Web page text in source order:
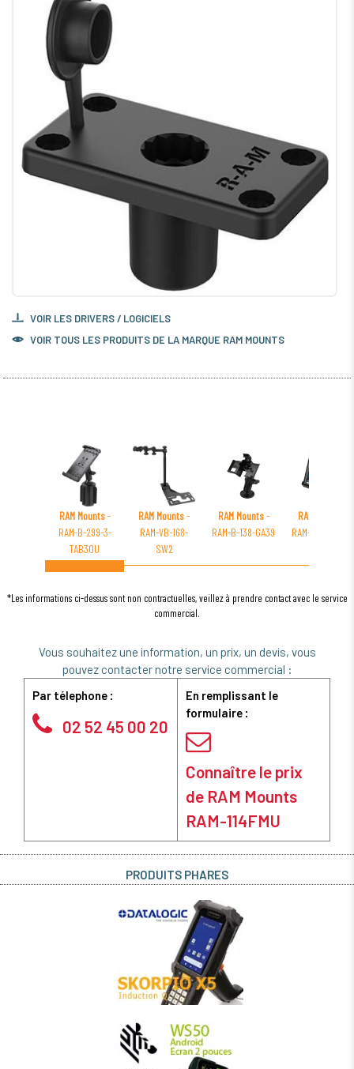
VOIR LES DRIVERS / LOGICIELS
VOIR TOUS LES PRODUITS DE LA MARQUE RAM MOUNTS
RAM Mounts-
RAM-B-299-3-
TAB30U
RAM Mounts-
RAM-VB-168-
SW2
RAM Mounts-
RAM-B-138-GA39
RAM Mounts
RAM-B-108-
*Les informations ci-dessus sont non contractuelles, veillez à prendre contact avec le service
commercial.
Vous souhaitez une information, un prix, un devis, vous
pouvez contacter notre service commercial :
Par télephone :
02 52 45 00 20
En remplissant le
formulaire :
Connaître le prix
de RAM Mounts
RAM-114FMU
PRODUITS PHARES